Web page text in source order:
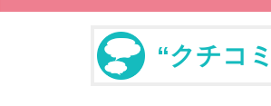
“クチコ